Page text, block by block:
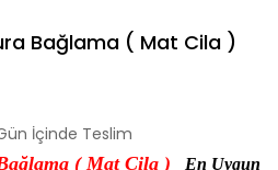
Bağlama ( Mat Cila )
İçinde Teslim
( Mat Cila )
En Uygun